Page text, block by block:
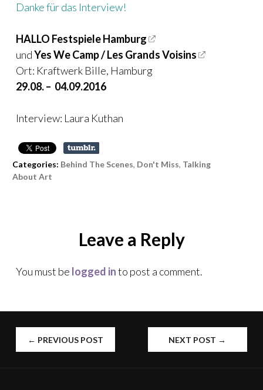
Danke für das Interview!
HALLO Festspiele Hamburg
undYes We Camp / Les Grands Voisins
Ort: Kraftwerk Bille, Hamburg
29.08. – 04.09.2016
Interview: Laura Kuthan
Categories: Behind The Scenes, Don't Miss, Talking
About Art
Leave a Reply
You must be logged into post a comment.
POST
← PREVIOUS POST NEXT POST →